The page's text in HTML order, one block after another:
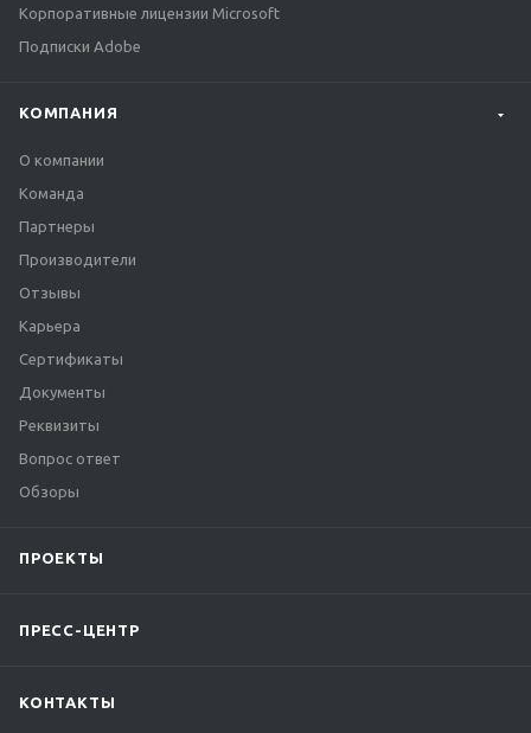
Корпоративные лицензии Microsoft
Подписки Adobe
КОМПАНИЯ
О компании
Команда
Партнеры
Производители
Отзывы
Карьера
Сертификаты
Документы
Реквизиты
Вопрос ответ
Обзоры
ПРОЕКТЫ
ПРЕСС-ЦЕНТР
КОНТАКТЫ